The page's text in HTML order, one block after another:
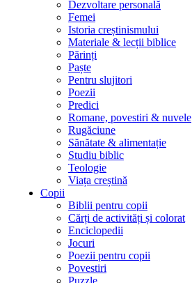
Dezvoltare personală
Femei
Istoria creștinismului
Materiale & lecții biblice
Părinți
Paște
Pentru slujitori
Poezii
Predici
Romane, povestiri & nuvele
Rugăciune
Sănătate & alimentație
Studiu biblic
Teologie
Viața creștină
Copii
Biblii pentru copii
Cărți de activități și colorat
Enciclopedii
Jocuri
Poezii pentru copii
Povestiri
Puzzle